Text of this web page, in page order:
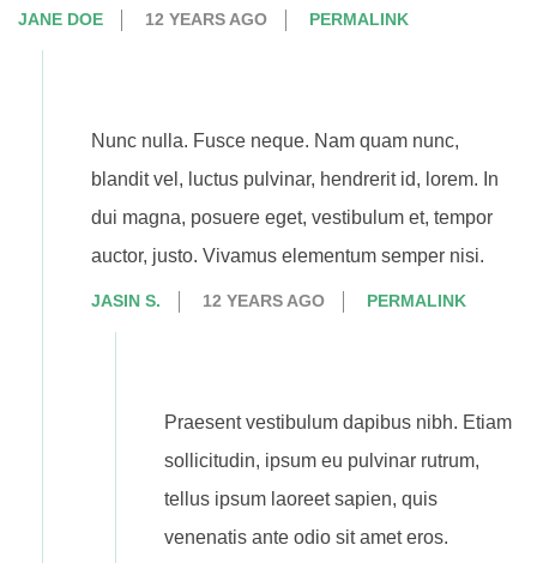
JANE DOE 12 YEARS AGO PERMALINK
Nunc nulla. Fusce neque. Nam quam nunc,
blandit vel, luctus pulvinar, hendrerit id, lorem. In
dui magna, posuere eget, vestibulum et, tempor
auctor, justo. Vivamus elementum semper nisi.
JASIN S. 12 YEARS AGO PERMALINK
Praesent vestibulum dapibus nibh. Etiam
sollicitudin, ipsum eu pulvinar rutrum,
tellus ipsum laoreet sapien, quis
venenatis ante odio sit amet eros.